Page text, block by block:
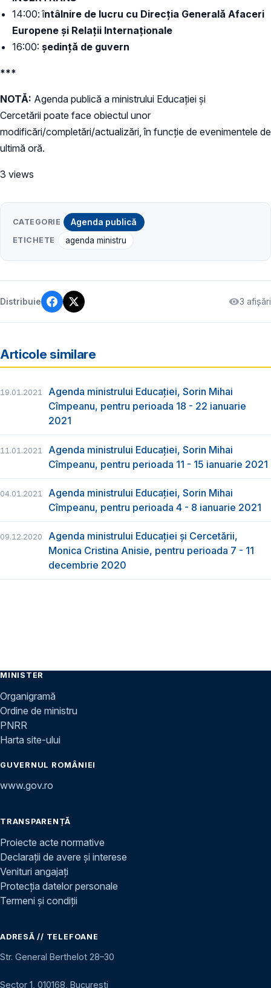
14:00: întâlnire de lucru cu Direcția Generală Afaceri
Europene și Relații Internaționale
16:00: ședință de guvern
***
NOTĂ: Agenda publică a ministrului Educației și
Cercetării poate face obiectul unor
modificări/completări/actualizări, în funcție de evenimentele de
ultimă oră.
3 views
CATEGORIE Agenda publică
ETICHETE agenda ministru
Distribuie 3 afișări
Articole similare
19.01.2021
Agenda ministrului Educației, Sorin Mihai
Cîmpeanu, pentru perioada 18 - 22 ianuarie
2021
11.01.2021
Agenda ministrului Educației, Sorin Mihai
Cîmpeanu, pentru perioada 11 - 15 ianuarie 2021
04.01.2021
Agenda ministrului Educației, Sorin Mihai
Cîmpeanu, pentru perioada 4 - 8 ianuarie 2021
09.12.2020
Agenda ministrului Educației și Cercetării,
Monica Cristina Anisie, pentru perioada 7 - 11
decembrie 2020
MINISTER
Organigramă
Ordine de ministru
PNRR
Harta site-ului
GUVERNUL ROMÂNIEI
www.gov.ro
TRANSPARENȚĂ
Proiecte acte normative
Declarații de avere și interese
Venituri angajați
Protecția datelor personale
Termeni și condiții
ADRESĂ // TELEFOANE
Str. General Berthelot 28–30
Sector 1, 010168, București